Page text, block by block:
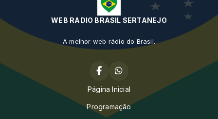
WEB RADIO BRASIL SERTANEJO
A melhor web rádio do Brasil.
Página Inicial
Programação